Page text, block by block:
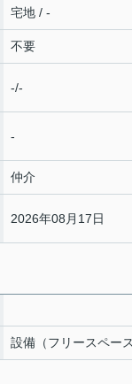
宅地 / -
不要
-/-
-
仲介
2026年08月17日
設備（フリースペー